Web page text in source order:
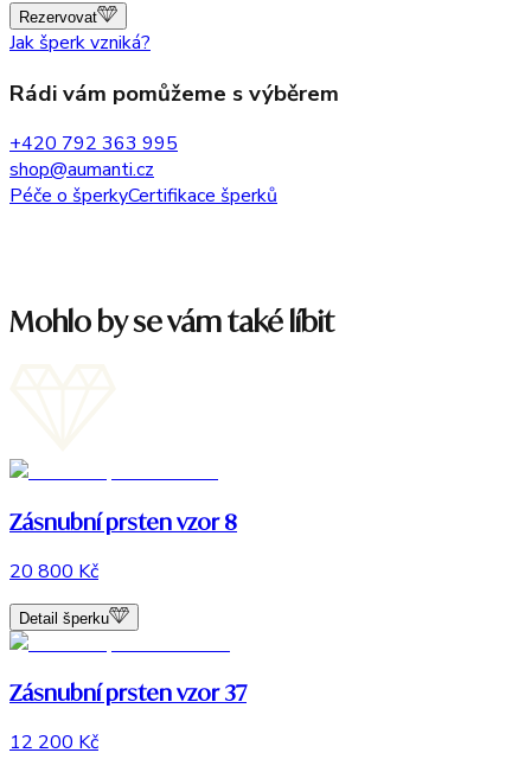
Rezervovat
Jak šperk vzniká?
Rádi vám pomůžeme s výběrem
+420 792 363 995
shop@aumanti.cz
Péče o šperkyCertifikace šperků
Mohlo by se vám také líbit
Zásnubní prsten vzor 8
20 800 Kč
Detail šperku
Zásnubní prsten vzor 37
12 200 Kč